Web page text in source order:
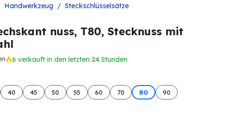
Handwerkzeug
Steckschlüsselsätze
nuss, T80, Stecknuss mit
6 verkauft in den letzten 24 Stunden
40 45 50 55 60 70 80
90